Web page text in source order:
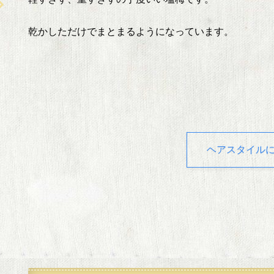
乾かしただけでまとまるようになっています。
ヘアスタイル